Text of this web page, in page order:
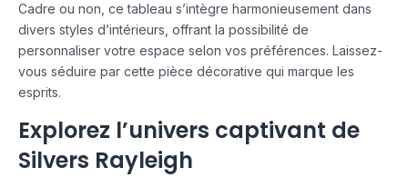
Cadre ou non, ce tableau s’intègre harmonieusement dans
divers styles d’intérieurs, offrant la possibilité de
personnaliser votre espace selon vos préférences. Laissez-
vous séduire par cette pièce décorative qui marque les
esprits.
Explorez l’univers captivant de
Silvers Rayleigh